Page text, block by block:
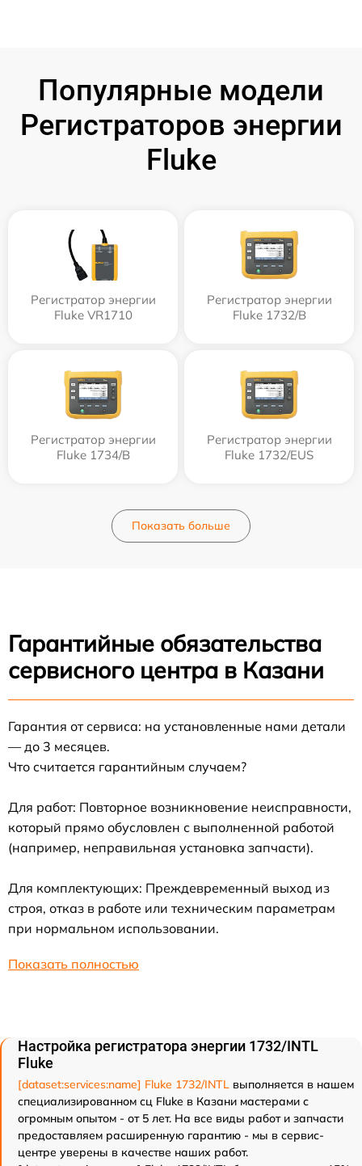
Популярные модели
Регистраторов энергии
Fluke
Регистратор энергии
Fluke VR1710
Регистратор энергии
Fluke 1732/B
Регистратор энергии
Fluke 1734/B
Регистратор энергии
Fluke 1732/EUS
Показать больше
Гарантийные обязательства
сервисного центра в Казани
Гарантия от сервиса: на установленные нами детали
— до 3 месяцев.
Что считается гарантийным случаем?
Для работ: Повторное возникновение неисправности,
который прямо обусловлен с выполненной работой
(например, неправильная установка запчасти).
Для комплектующих: Преждевременный выход из
строя, отказ в работе или техническим параметрам
при нормальном использовании.
Показать полностью
Настройка регистратора энергии 1732/INTL
Fluke
[dataset:services:name] Fluke 1732/INTL выполняется в нашем
специализированном сц Fluke в Казани мастерами с
огромным опытом - от 5 лет. На все виды работ и запчасти
предоставляем расширенную гарантию - мы в сервис-
центре уверены в качестве наших работ.